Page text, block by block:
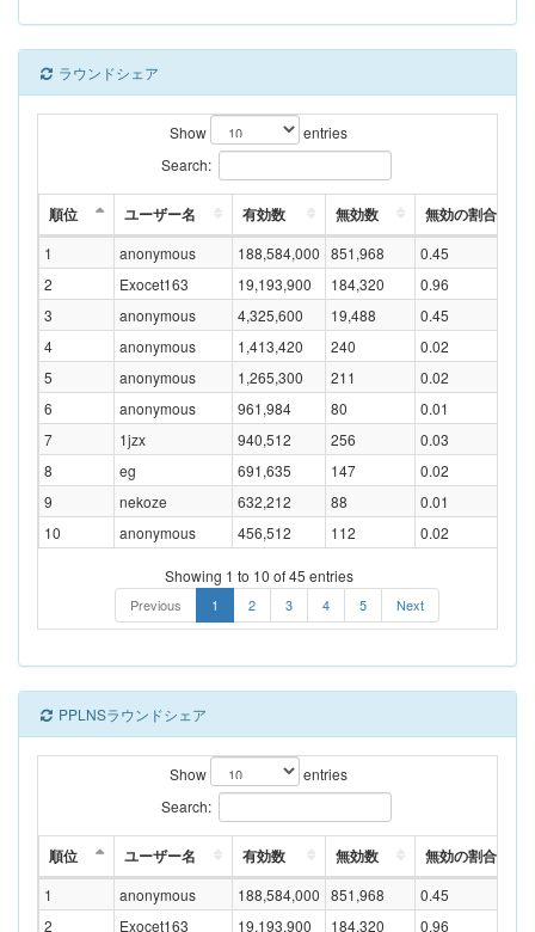
ラウンドシェア
Show
entries
Search:
順位 ユーザー名 有効数 無効数 無効の割合(%)
1 anonymous 188,584,000 851,968
0.45
2
Exocet163 19,193,900 184,320
0.96
3
anonymous 4,325,600 19,488
0.45
4
anonymous 1,413,420 240
0.02
5
anonymous 1,265,300 211
0.02
6
anonymous 961,984 80
0.01
7
1jzx 940,512 256
0.03
8
eg 691,635 147
0.02
9
nekoze 632,212 88
0.01
10
anonymous 456,512 112 0.02
Showing 1 to 10 of 45 entries
Previous 1 2 3 4 5 Next
PPLNSラウンドシェア
Show
entries
Search:
順位 ユーザー名 有効数 無効数 無効の割合(%)
1 anonymous 188,584,000 851,968
0.45
2
Exocet163 19,193,900 184,320 0.96